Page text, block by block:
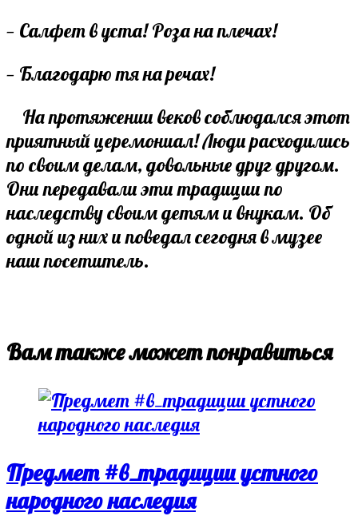
— Салфет в уста! Роза на плечах!
— Благодарю тя на речах!
На протяжении веков соблюдался этот
приятный церемониал! Люди расходились
по своим делам, довольные друг другом.
Они передавали эти традиции по
наследству своим детям и внукам. Об
одной из них и поведал сегодня в музее
наш посетитель.
Вам также может понравиться
Предмет #в_традиции устного
народного наследия